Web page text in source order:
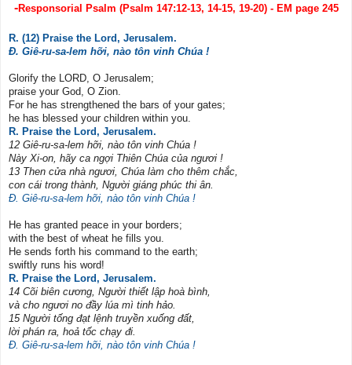
-Responsorial Psalm (Psalm 147:12-13, 14-15, 19-20) - EM page 245
R. (12) Praise the Lord, Jerusalem.
Đ. Giê-ru-sa-lem hỡi, nào tôn vinh Chúa !
Glorify the LORD, O Jerusalem;
praise your God, O Zion.
For he has strengthened the bars of your gates;
he has blessed your children within you.
R. Praise the Lord, Jerusalem.
12 Giê-ru-sa-lem hỡi, nào tôn vinh Chúa !
Này Xi-on, hãy ca ngợi Thiên Chúa của ngươi !
13 Then cửa nhà ngươi, Chúa làm cho thêm chắc,
con cái trong thành, Người giáng phúc thi ân.
Đ. Giê-ru-sa-lem hỡi, nào tôn vinh Chúa !
He has granted peace in your borders;
with the best of wheat he fills you.
He sends forth his command to the earth;
swiftly runs his word!
R. Praise the Lord, Jerusalem.
14 Cõi biên cương, Người thiết lập hoà bình,
và cho ngươi no đầy lúa mì tinh hảo.
15 Người tống đạt lệnh truyền xuống đất,
lời phán ra, hoả tốc chạy đi.
Đ. Giê-ru-sa-lem hỡi, nào tôn vinh Chúa !